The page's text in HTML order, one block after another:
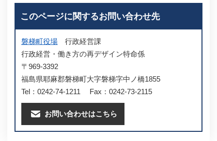
このページに関するお問い合わせ先
磐梯町役場
行政経営課
行政経営・働き方の再デザイン特命係
〒969-3392
福島県耶麻郡磐梯町大字磐梯字中ノ橋1855
Tel：0242-74-1211
Fax：0242-73-2115
お問い合わせはこちら